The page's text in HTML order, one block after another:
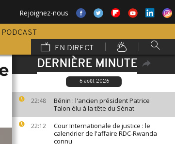
Rejoignez-nous
PODCAST
EN DIRECT
DERNIÈRE MINUTE
6 août 2026
22:48
Bénin : l'ancien président Patrice
Talon élu à la tête du Sénat
22:12
Cour Internationale de justice : le
calendrier de l'affaire RDC-Rwanda
connu